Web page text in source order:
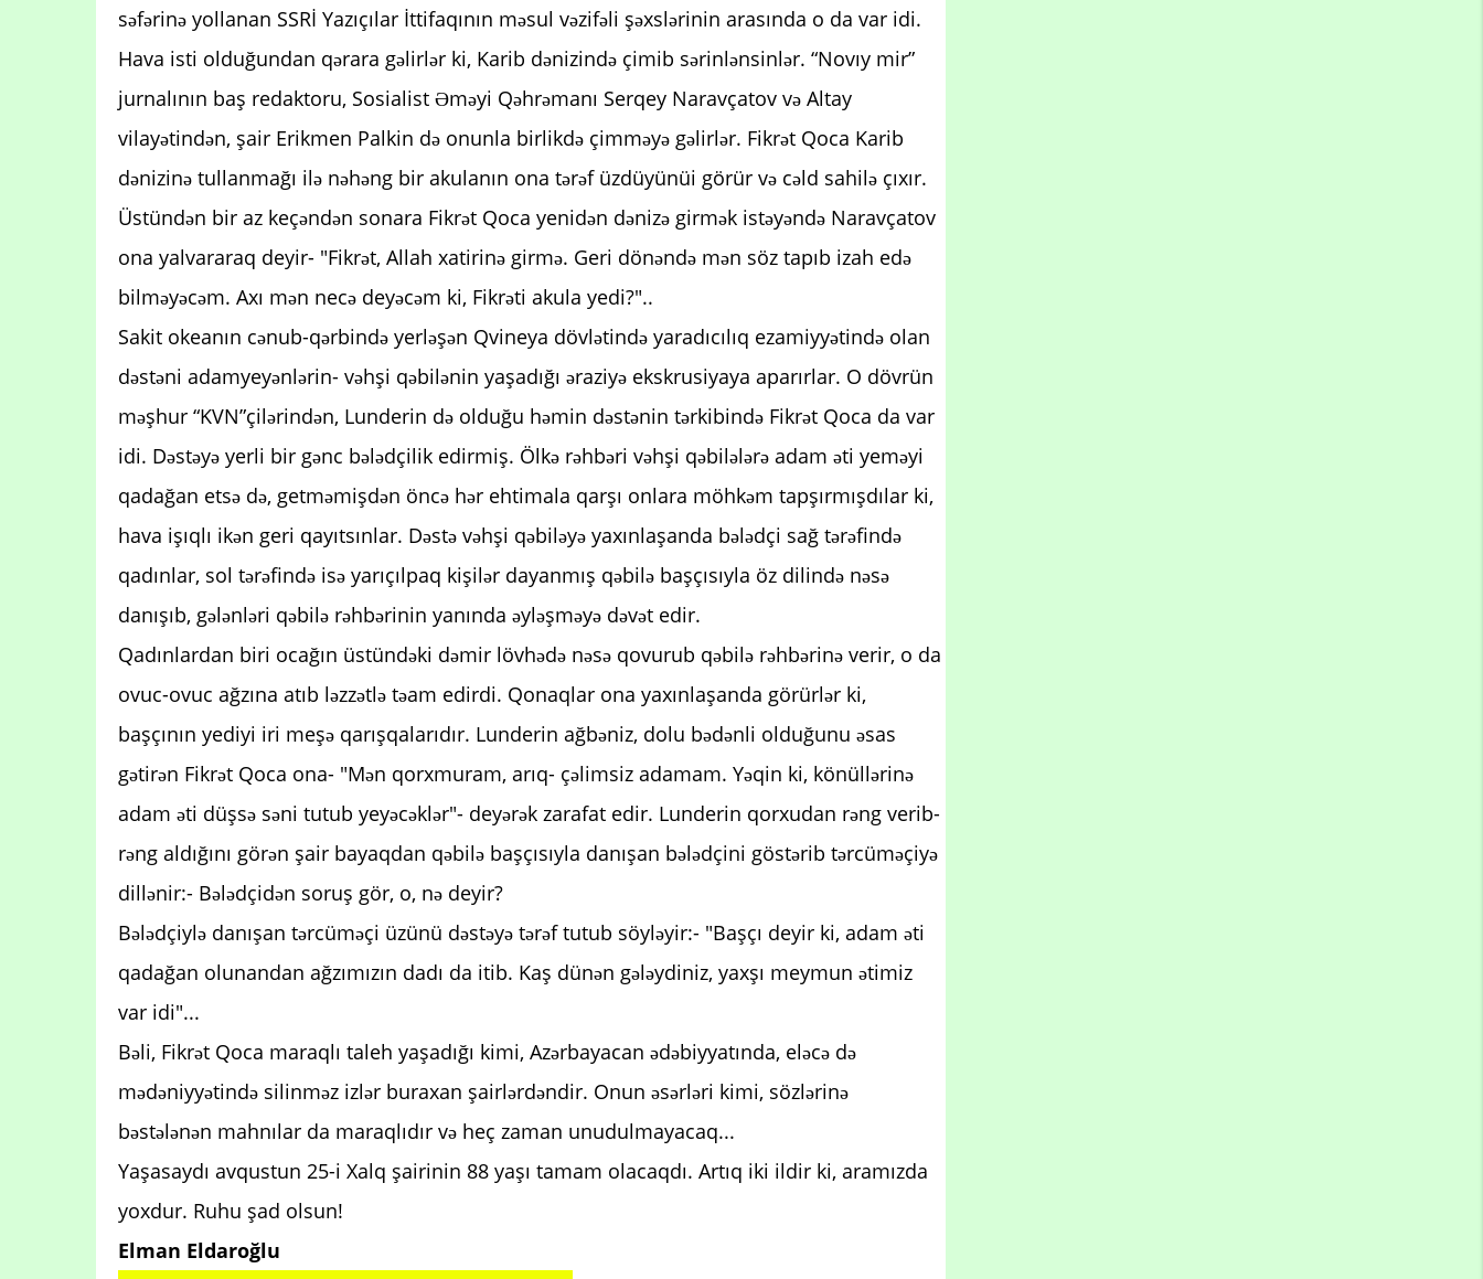
səfərinə yollanan SSRİ Yazıçılar İttifaqının məsul vəzifəli şəxslərinin arasında o da var idi.
Hava isti olduğundan qərara gəlirlər ki, Karib dənizində çimib sərinlənsinlər. “Novıy mir”
jurnalının baş redaktoru, Sosialist Əməyi Qəhrəmanı Serqey Naravçatov və Altay
vilayətindən, şair Erikmen Palkin də onunla birlikdə çimməyə gəlirlər. Fikrət Qoca Karib
dənizinə tullanmağı ilə nəhəng bir akulanın ona tərəf üzdüyünüi görür və cəld sahilə çıxır.
Üstündən bir az keçəndən sonara Fikrət Qoca yenidən dənizə girmək istəyəndə Naravçatov
ona yalvararaq deyir- "Fikrət, Allah xatirinə girmə. Geri dönəndə mən söz tapıb izah edə
bilməyəcəm. Axı mən necə deyəcəm ki, Fikrəti akula yedi?"..
Sakit okeanın cənub-qərbində yerləşən Qvineya dövlətində yaradıcılıq ezamiyyətində olan
dəstəni adamyeyənlərin- vəhşi qəbilənin yaşadığı əraziyə ekskrusiyaya aparırlar. O dövrün
məşhur “KVN”çilərindən, Lunderin də olduğu həmin dəstənin tərkibində Fikrət Qoca da var
idi. Dəstəyə yerli bir gənc bələdçilik edirmiş. Ölkə rəhbəri vəhşi qəbilələrə adam əti yeməyi
qadağan etsə də, getməmişdən öncə hər ehtimala qarşı onlara möhkəm tapşırmışdılar ki,
hava işıqlı ikən geri qayıtsınlar. Dəstə vəhşi qəbiləyə yaxınlaşanda bələdçi sağ tərəfində
qadınlar, sol tərəfində isə yarıçılpaq kişilər dayanmış qəbilə başçısıyla öz dilində nəsə
danışıb, gələnləri qəbilə rəhbərinin yanında əyləşməyə dəvət edir.
Qadınlardan biri ocağın üstündəki dəmir lövhədə nəsə qovurub qəbilə rəhbərinə verir, o da
ovuc-ovuc ağzına atıb ləzzətlə təam edirdi. Qonaqlar ona yaxınlaşanda görürlər ki,
başçının yediyi iri meşə qarışqalarıdır. Lunderin ağbəniz, dolu bədənli olduğunu əsas
gətirən Fikrət Qoca ona- "Mən qorxmuram, arıq- çəlimsiz adamam. Yəqin ki, könüllərinə
adam əti düşsə səni tutub yeyəcəklər"- deyərək zarafat edir. Lunderin qorxudan rəng verib-
rəng aldığını görən şair bayaqdan qəbilə başçısıyla danışan bələdçini göstərib tərcüməçiyə
dillənir:- Bələdçidən soruş gör, o, nə deyir?
Bələdçiylə danışan tərcüməçi üzünü dəstəyə tərəf tutub söyləyir:- "Başçı deyir ki, adam əti
qadağan olunandan ağzımızın dadı da itib. Kaş dünən gələydiniz, yaxşı meymun ətimiz
var idi"...
Bəli, Fikrət Qoca maraqlı taleh yaşadığı kimi, Azərbayacan ədəbiyyatında, eləcə də
mədəniyyətində silinməz izlər buraxan şairlərdəndir. Onun əsərləri kimi, sözlərinə
bəstələnən mahnılar da maraqlıdır və heç zaman unudulmayacaq...
Yaşasaydı avqustun 25-i Xalq şairinin 88 yaşı tamam olacaqdı. Artıq iki ildir ki, aramızda
yoxdur. Ruhu şad olsun!
Elman Eldaroğlu